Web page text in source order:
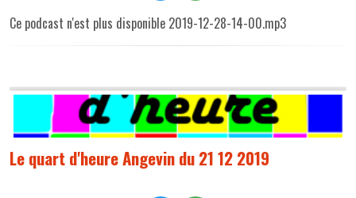
Ce podcast n'est plus disponible 2019-12-28-14-00.mp3
Le quart d'heure Angevin du 21 12 2019